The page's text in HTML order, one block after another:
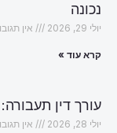
נכונה
יולי 29, 2026 אין
קרא עוד »
עורך דין
יולי 28, 2026 אין